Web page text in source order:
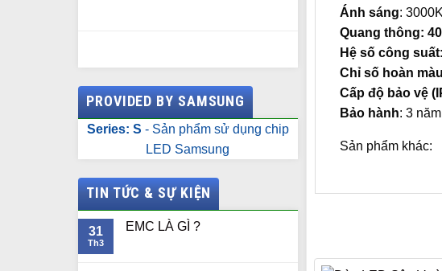
PROVIDED BY SAMSUNG
Series: S - Sản phẩm sử dụng chip
LED Samsung
TIN TỨC & SỰ KIỆN
31
Th3
EMC LÀ GÌ ?
Ánh sáng:
Quang thông:
Hệ số công suất
Chỉ số hoàn
Cấp độ bảo vệ
Bảo hành: 3 năm
Sản phẩm khác: